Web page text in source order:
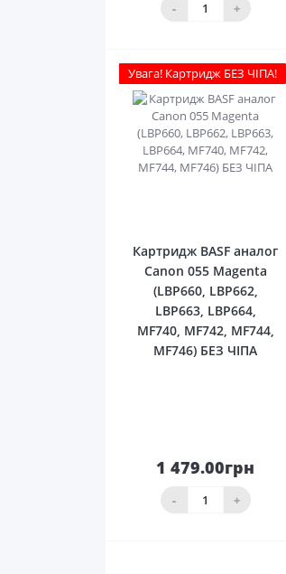
- +
Увага! Картридж БЕЗ ЧІПА!
Картридж BASF аналог
Canon 055 Magenta
(LBP660, LBP662,
LBP663, LBP664,
MF740, MF742, MF744,
MF746) БЕЗ ЧІПА
1 479.00грн
- +
До
кошика